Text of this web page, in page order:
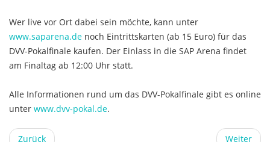
Wer live vor Ort dabei sein möchte, kann unter
www.saparena.de noch Eintrittskarten (ab 15 Euro) für das
DVV-Pokalfinale kaufen. Der Einlass in die SAP Arena findet
am Finaltag ab 12:00 Uhr statt.
Alle Informationen rund um das DVV-Pokalfinale gibt es online
unter www.dvv-pokal.de.
Zurück Weiter